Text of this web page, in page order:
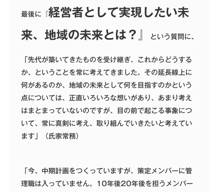
最後に『経営者として実現したい未
来、地域の未来とは？』
という質問に、
「先代が築いてきたものを受け継ぎ、これからどうする
か、ということを常に考えてきました。その延長線上に
何があるのか、地域の未来として何を目指すのかという
点については、正直いろいろな想いがあり、あまり考え
はまとまっていないのですが、目の前で起こる事象につ
いて、常に真剣に考え、取り組んでいきたいと考えてい
ます」（氏家常務）
「今、中期計画をつくっていますが、策定メンバーに管
理職は入っていません。10年後20年後を担うメンバー